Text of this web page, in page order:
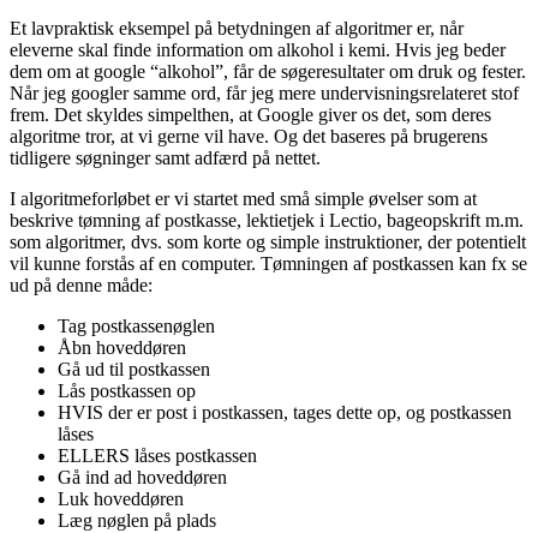
Et lavpraktisk eksempel på betydningen af algoritmer er, når
eleverne skal finde information om alkohol i kemi. Hvis jeg beder
dem om at google “alkohol”, får de søgeresultater om druk og fester.
Når jeg googler samme ord, får jeg mere undervisningsrelateret stof
frem. Det skyldes simpelthen, at Google giver os det, som deres
algoritme tror, at vi gerne vil have. Og det baseres på brugerens
tidligere søgninger samt adfærd på nettet.
I algoritmeforløbet er vi startet med små simple øvelser som at
beskrive tømning af postkasse, lektietjek i Lectio, bageopskrift m.m.
som algoritmer, dvs. som korte og simple instruktioner, der potentielt
vil kunne forstås af en computer. Tømningen af postkassen kan fx se
ud på denne måde:
Tag postkassenøglen
Åbn hoveddøren
Gå ud til postkassen
Lås postkassen op
HVIS der er post i postkassen, tages dette op, og postkassen
låses
ELLERS låses postkassen
Gå ind ad hoveddøren
Luk hoveddøren
Læg nøglen på plads